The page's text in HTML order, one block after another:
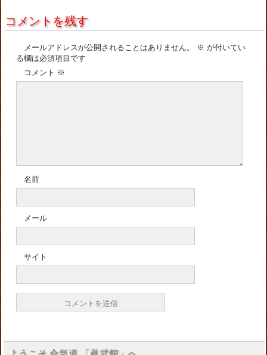
コメントを残す
メールアドレスが公開されることはありません。 ※ が付いてい
る欄は必須項目です
コメント ※
名前
メール
サイト